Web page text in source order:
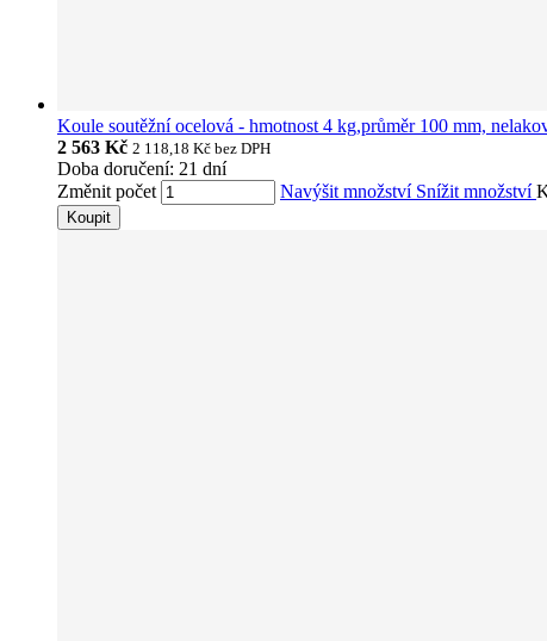
Koule soutěžní ocelová - hmotnost 4 kg,průměr 100 mm,
2 563 Kč 2 118,18 Kč bez DPH
Doba doručení: 21 dní
Změnit počet
Navýšit množství Snížit množství
Koupit